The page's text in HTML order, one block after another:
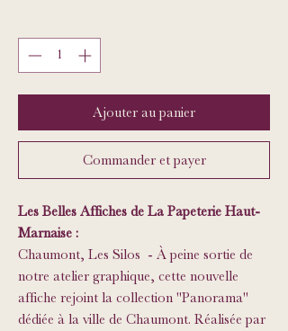
Ajouter au panier
Commander et payer
Les Belles Affiches de La Papeterie Haut-
Marnaise :
Chaumont, Les Silos - À peine sortie de
notre atelier graphique, cette nouvelle
affiche rejoint la collection "Panorama"
dédiée à la ville de Chaumont. Réalisée par